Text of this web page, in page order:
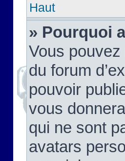
Haut
» Pourquoi
Vous pouvez
du forum
pouvoir
vous
qui ne sont
avatars